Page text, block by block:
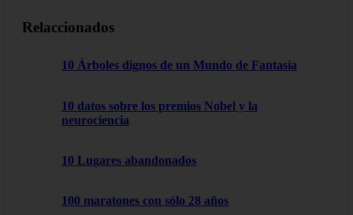
Relaccionados
10 Árboles dignos de un Mundo de Fantasía
10 datos sobre los premios Nobel y la
neurociencia
10 Lugares abandonados
100 maratones con sólo 28 años